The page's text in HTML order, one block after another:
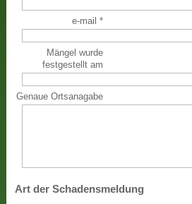
e-mail*
Mängel wurde
festgestellt am
Genaue Ortsanagabe
Art der Schadensmeldung